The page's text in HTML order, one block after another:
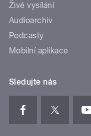
Živé vysílání
Audioarchiv
Podcasty
Mobilní aplikace
Sledujte nás